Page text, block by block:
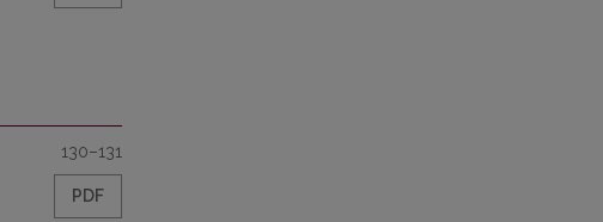
130–131
PDF